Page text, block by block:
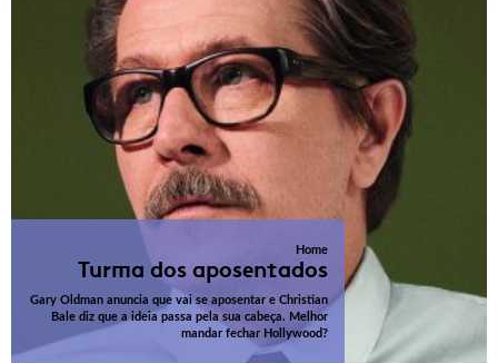
Home
Turma dos aposentados
Gary Oldman anuncia que vai se aposentar e Christian
Bale diz que a ideia passa pela sua cabeça. Melhor
mandar fechar Hollywood?